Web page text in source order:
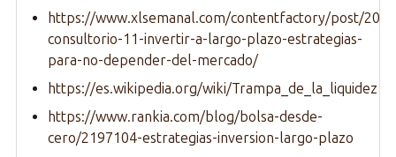
https://www.xlsemanal.com/contentfactory/post/
consultorio-11-invertir-a-largo-plazo-estrategias-
para-no-depender-del-mercado/
https://es.wikipedia.org/wiki/Trampa_de_la_liquidez
https://www.rankia.com/blog/bolsa-desde-
cero/2197104-estrategias-inversion-largo-plazo